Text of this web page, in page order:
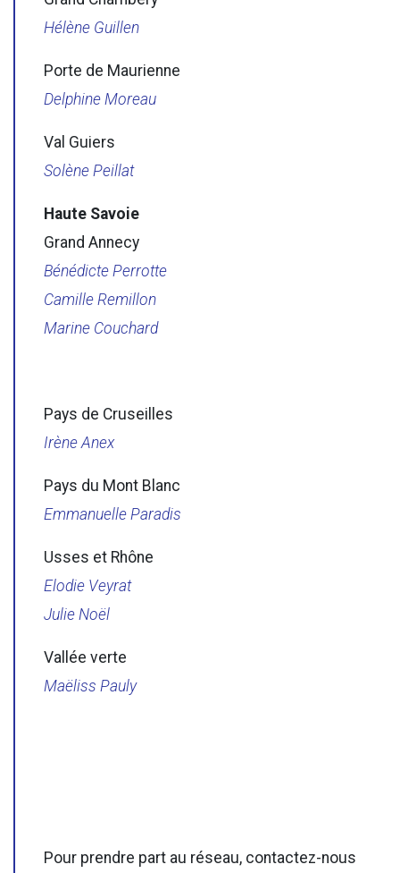
Hélène Guillen
Porte de Maurienne
Delphine Moreau
Val Guiers
Solène Peillat
Haute Savoie
Grand Annecy
Bénédicte Perrotte
Camille Remillon
Marine Couchard
Pays de Cruseilles
Irène Anex
Pays du Mont Blanc
Emmanuelle Paradis
Usses et Rhône
Elodie Veyrat
Julie Noël
Vallée verte
Maëliss Pauly
Pour prendre part au réseau, contactez-nous